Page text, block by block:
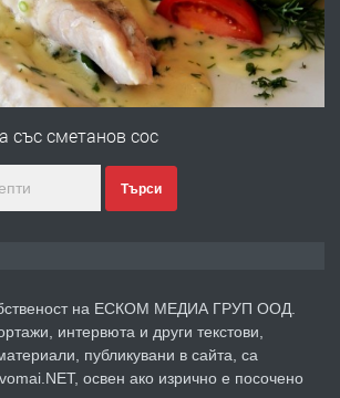
преди 1 година
Първи поход "По стъпките на Ангел
преди 1 година
Уроци по Математика
със сметанов сос
Търси
на ЕСКОМ МЕДИА ГРУП ООД.
интервюта и други текстови,
публикувани в сайта, са
освен ако изрично е посочено